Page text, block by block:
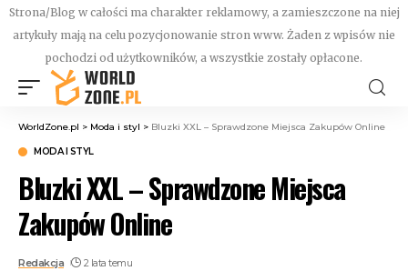
Strona/Blog w całości ma charakter reklamowy, a zamieszczone na niej
artykuły mają na celu pozycjonowanie stron www. Żaden z wpisów nie
pochodzi od użytkowników, a wszystkie zostały opłacone.
WorldZone.pl > Moda i styl > Bluzki XXL – Sprawdzone Miejsca Zakupów Online
MODA I STYL
Bluzki XXL – Sprawdzone Miejsca
Zakupów Online
Redakcja 2 lata temu